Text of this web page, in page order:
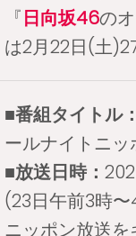
『日向坂46の
は2月22日(土
■番組タイトル：
ールナイトニッ
■放送日時：
(23日午前3時
ニッポン放送